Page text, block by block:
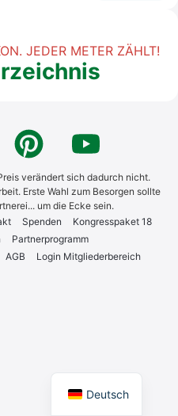
JEDER METER ZÄHLT!
verändert sich dadurch nicht.
Erste Wahl zum Besorgen sollte
um die Ecke sein.
Spen­den
Kon­gress­pa­ket 18
Part­ner­pro­gramm
AGB Log­in Mit­glie­der­be­reich
Deutsch